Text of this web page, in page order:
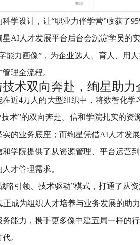
学设计，让“职业力伴学营”收获了
AI人才发展平台后台会沉淀学员的
能力画像”，为企业选人、育人、用
理全流程。
术双向奔赴，绚星助
近4万人的大型组织中，将数智化学
术”的双向奔赴。信和学院扎实的资
的业务底座；而绚星凭借AI人才发
学院提供了从资源管理、平台运营
才管理需求。
略引领、技术驱动”模式，打通了从
成为组织人才培养与业务发展的助
能力，携手更多像中建五局一样的
。